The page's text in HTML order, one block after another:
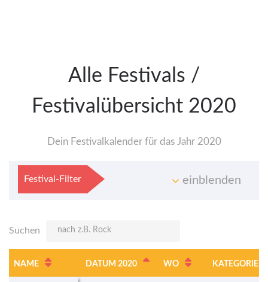
Alle Festivals /
Festivalübersicht 2020
Dein Festivalkalender für das Jahr 2020
Festival-Filter einblenden
Suchen
NAME DATUM 2020 WO KATEGORIE